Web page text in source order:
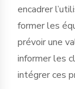
encadrer
former les
prévoir une
informer les
intégrer ces